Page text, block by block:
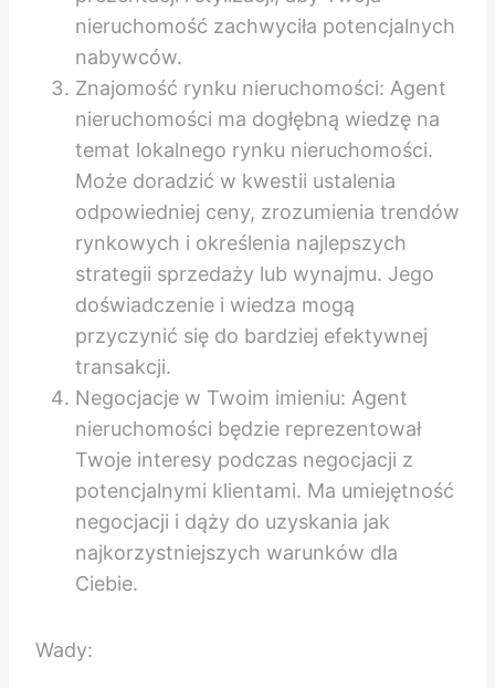
nieruchomość zachwyciła potencjalnych
nabywców.
Znajomość rynku nieruchomości: Agent
nieruchomości ma dogłębną wiedzę na
temat lokalnego rynku nieruchomości.
Może doradzić w kwestii ustalenia
odpowiedniej ceny, zrozumienia trendów
rynkowych i określenia najlepszych
strategii sprzedaży lub wynajmu. Jego
doświadczenie i wiedza mogą
przyczynić się do bardziej efektywnej
transakcji.
Negocjacje w Twoim imieniu: Agent
nieruchomości będzie reprezentował
Twoje interesy podczas negocjacji z
potencjalnymi klientami. Ma umiejętność
negocjacji i dąży do uzyskania jak
najkorzystniejszych warunków dla
Ciebie.
Wady: